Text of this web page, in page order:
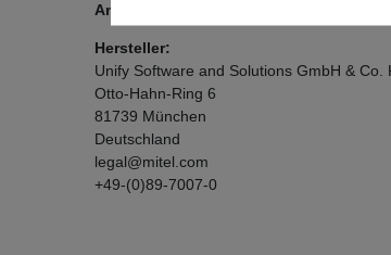
Angaben zur Produktsicherheit
Hersteller:
Unify Software and Solutions GmbH & Co.
Otto-Hahn-Ring 6
81739 München
Deutschland
legal@mitel.com
+49-(0)89-7007-0